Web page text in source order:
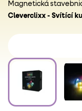
Magnetická
Cleverclixx - Svítící